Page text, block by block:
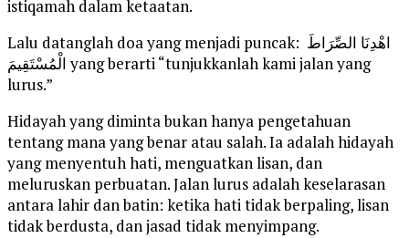
istiqamah dalam ketaatan.
Lalu datanglah doa yang menjadi puncak: اهْدِنَا الصِّرَاطَ
الْمُسْتَقِيمَ yang berarti “tunjukkanlah kami jalan yang
lurus.”
Hidayah yang diminta bukan hanya pengetahuan
tentang mana yang benar atau salah. Ia adalah hidayah
yang menyentuh hati, menguatkan lisan, dan
meluruskan perbuatan. Jalan lurus adalah keselarasan
antara lahir dan batin: ketika hati tidak berpaling, lisan
tidak berdusta, dan jasad tidak menyimpang.